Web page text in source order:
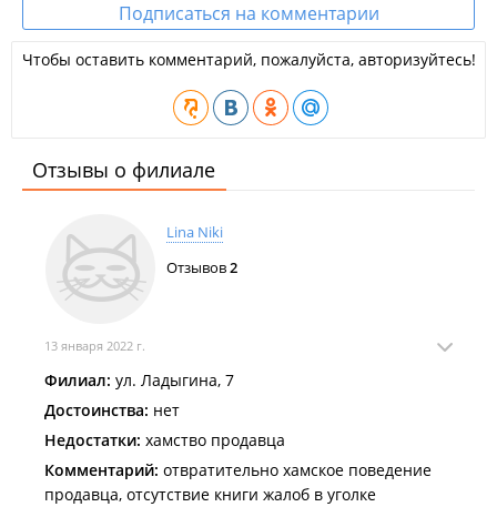
Подписаться на комментарии
Чтобы оставить комментарий, пожалуйста, авторизуйтесь!
Отзывы о филиале
Lina Niki
Отзывов2
13 января 2022 г.
Филиал: ул. Ладыгина, 7
Достоинства: нет
Недостатки: хамство продавца
Комментарий: отвратительно хамское поведение
продавца, отсутствие книги жалоб в уголке